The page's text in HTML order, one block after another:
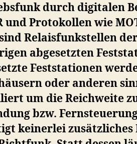
durch digitalen
und Protokollen wie
Relaisfunkstellen
abgesetzten
Feststationen
oder anderen
um die Reichweite
bzw.
keinerlei